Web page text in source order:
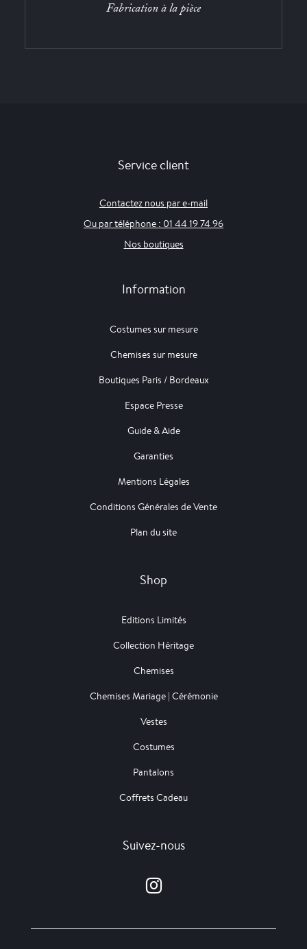
Fabrication à la pièce
Service client
Contactez nous par e-mail
Ou par téléphone : 01 44 19 74 96
Nos boutiques
Information
Costumes sur mesure
Chemises sur mesure
Boutiques Paris / Bordeaux
Espace Presse
Guide & Aide
Garanties
Mentions Légales
Conditions Générales de Vente
Plan du site
Shop
Editions Limités
Collection Héritage
Chemises
Chemises Mariage | Cérémonie
Vestes
Costumes
Pantalons
Coffrets Cadeau
Suivez-nous